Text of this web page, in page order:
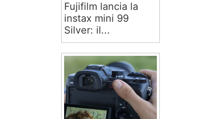
Fujifilm lancia la
instax mini 99
Silver: il...